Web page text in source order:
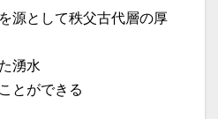
源として秩父古代層の厚
湧水
とができる